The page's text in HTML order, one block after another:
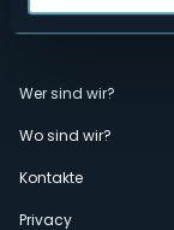
Menù
Wer sind wir?
Wo sind wir?
Kontakte
Privacy